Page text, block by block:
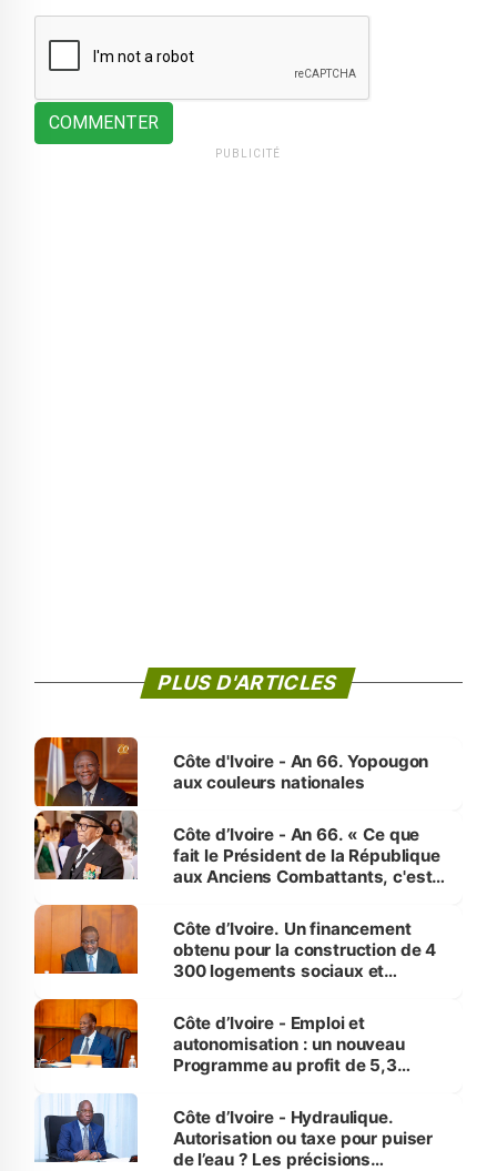
COMMENTER
PUBLICITÉ
PLUS D'ARTICLES
Côte d'Ivoire - An 66. Yopougon
aux couleurs nationales
Côte d’Ivoire - An 66. « Ce que
fait le Président de la République
aux Anciens Combattants, c'est
Côte d’Ivoire. Un financement
obtenu pour la construction de 4
300 logements sociaux et
et Yamoussoukro
Côte d’Ivoire - Emploi et
autonomisation : un nouveau
Programme au profit de 5,3
Côte d’Ivoire - Hydraulique.
Autorisation ou taxe pour puiser
de l’eau ? Les précisions